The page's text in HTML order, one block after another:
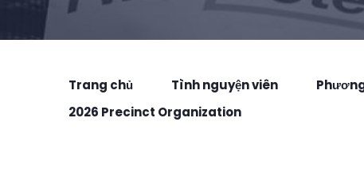
Trang chủ Tình nguyện viên
2026 Precinct Organization